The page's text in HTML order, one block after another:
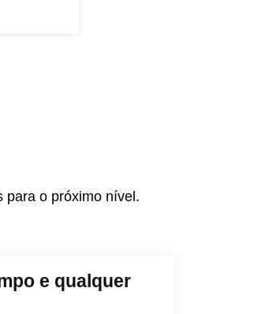
para o próximo nível.
e qualquer